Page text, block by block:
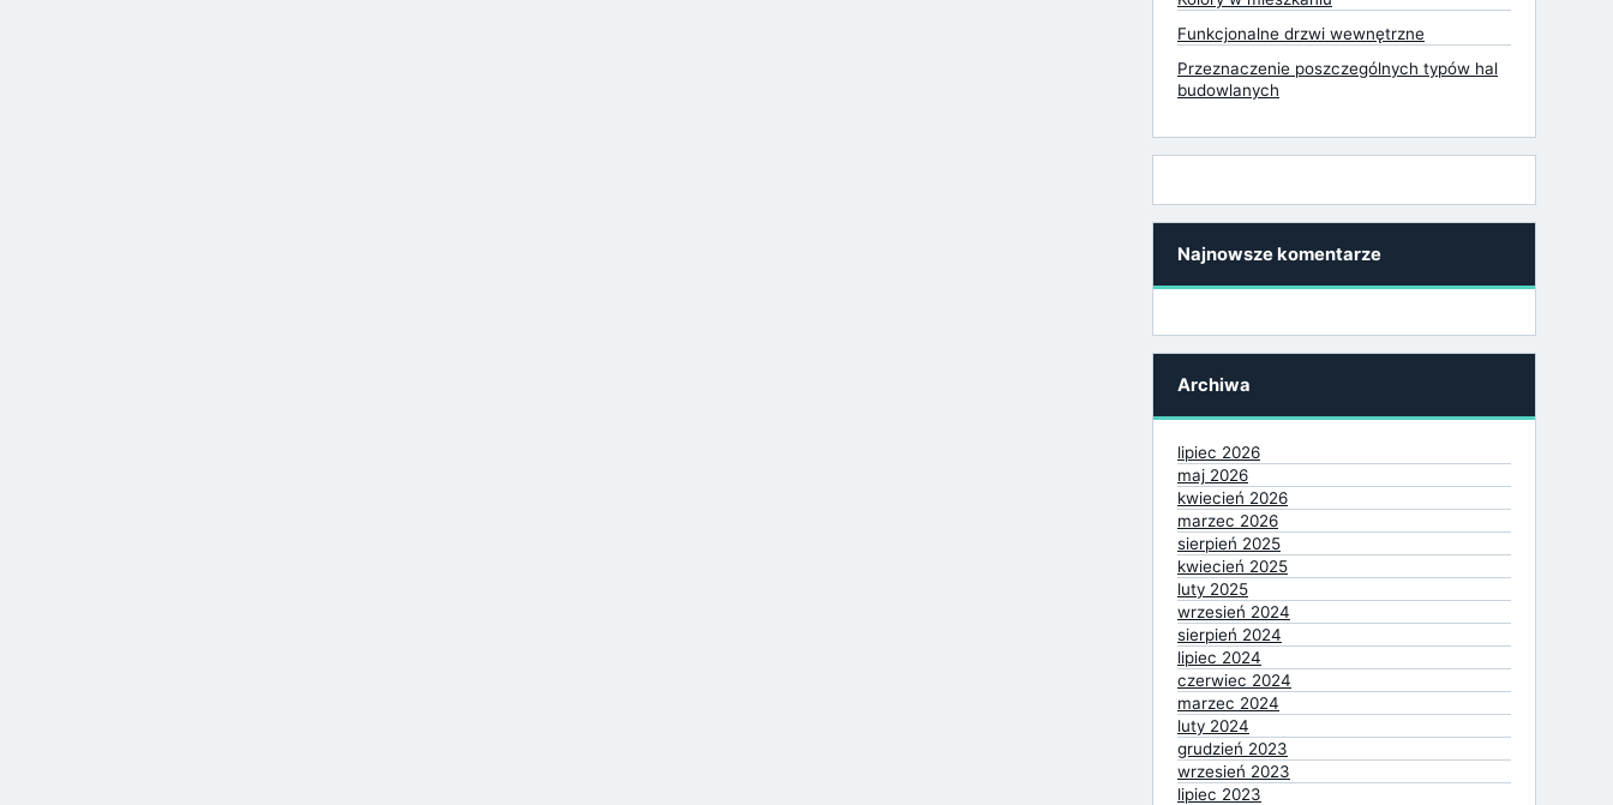
Funkcjonalne drzwi wewnętrzne
Przeznaczenie poszczególnych typów hal
budowlanych
Najnowsze komentarze
Archiwa
lipiec 2026
maj 2026
kwiecień 2026
marzec 2026
sierpień 2025
kwiecień 2025
luty 2025
wrzesień 2024
sierpień 2024
lipiec 2024
czerwiec 2024
marzec 2024
luty 2024
grudzień 2023
wrzesień 2023
lipiec 2023